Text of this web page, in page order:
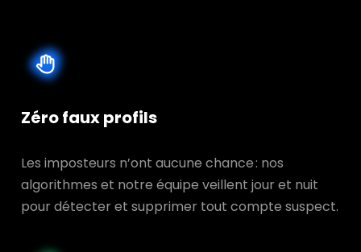
Zéro faux profils
Les imposteurs n’ont aucune chance : nos
algorithmes et notre équipe veillent jour et nuit
pour détecter et supprimer tout compte suspect.